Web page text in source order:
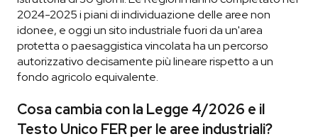
2024-2025 i piani di individuazione delle aree non
idonee, e oggi un sito industriale fuori da un'area
protetta o paesaggistica vincolata ha un percorso
autorizzativo decisamente più lineare rispetto a un
fondo agricolo equivalente.
Cosa cambia con la Legge 4/2026 e il
Testo Unico FER per le aree industriali?